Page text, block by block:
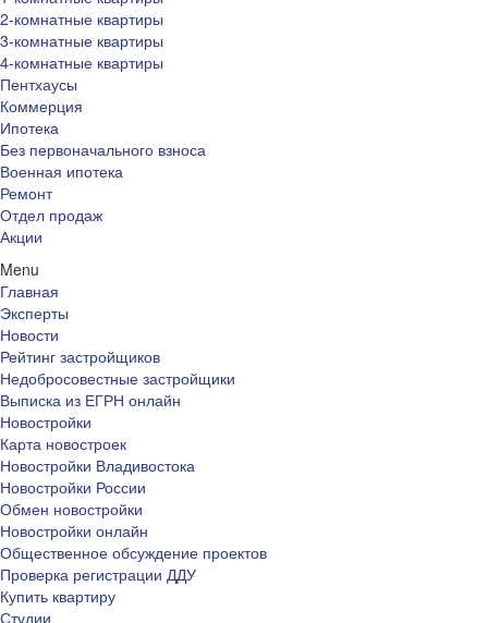
2-комнатные квартиры
3-комнатные квартиры
4-комнатные квартиры
Пентхаусы
Коммерция
Ипотека
Без первоначального взноса
Военная ипотека
Ремонт
Отдел продаж
Акции
Menu
Главная
Эксперты
Новости
Рейтинг застройщиков
Недобросовестные застройщики
Выписка из ЕГРН онлайн
Новостройки
Карта новостроек
Новостройки Владивостока
Новостройки России
Обмен новостройки
Новостройки онлайн
Общественное обсуждение проектов
Проверка регистрации ДДУ
Купить квартиру
Студии